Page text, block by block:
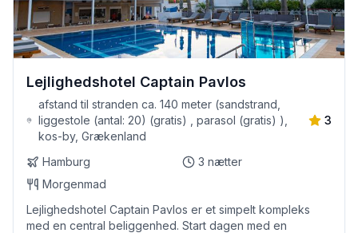
Lejlighedshotel Captain Pavlos
afstand til stranden ca. 140 meter (sandstrand,
liggestole (antal: 20) (gratis) , parasol (gratis) ),
kos-by, Grækenland
3
Hamburg 3 nætter
Morgenmad
Lejlighedshotel Captain Pavlos er et simpelt kompleks
med en central beliggenhed. Start dagen med en